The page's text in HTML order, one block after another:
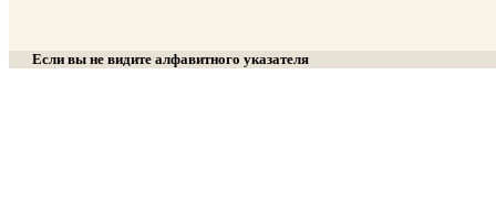
Если вы не видите алфавитного указателя